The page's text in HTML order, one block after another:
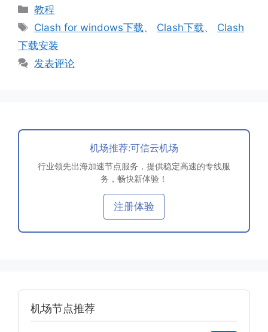
分
类
教程
标
签
Clash for windows下载、 Clash下载、 Clash
下载安装
发表评论
机场推荐:可信云机场
行业领先出海加速节点服务，提供稳定高速的专线服
务，畅快新体验！
注册体验
机场节点推荐